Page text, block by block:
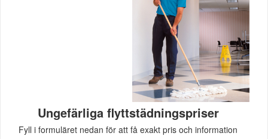
Ungefärliga flyttstädningspriser
Fyll i formuläret nedan för att få exakt pris och information